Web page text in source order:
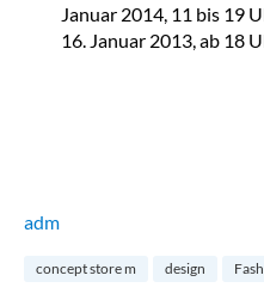
Januar 2014, 11 bis 19
16. Januar 2013, ab 18
adm
concept store m design